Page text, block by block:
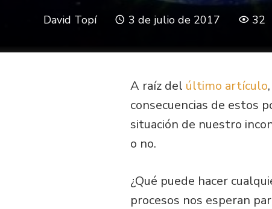
David Topí 3 de julio de 2017 32
A raíz del último artículo
consecuencias de estos
situación de nuestro
o no.
¿Qué puede hacer
procesos nos esperan